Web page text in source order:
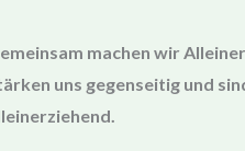
machen wir
uns gegenseitig und